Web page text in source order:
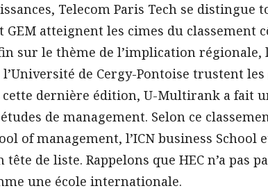
Telecom Paris Tech se distingue
et GEM atteignent les cimes du
sur le thème de l’implication régionale,
l’Université de Cergy-Pontoise trustent
cette dernière édition, U-Multirank a fait
de management. Selon ce
of management, l’ICN business School
de liste. Rappelons que HEC n’a pas
une école internationale.